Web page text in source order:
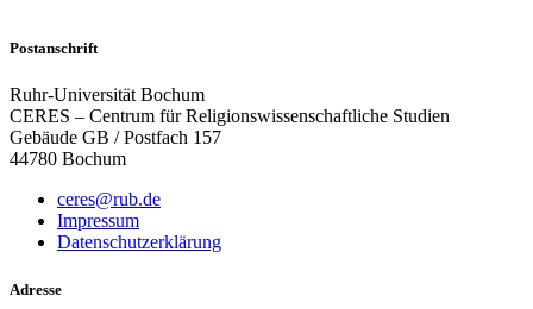
Postanschrift
Ruhr-Universität Bochum
CERES – Centrum für Religionswissenschaftliche Studien
Gebäude GB / Postfach 157
44780 Bochum
ceres@rub.de
Impressum
Datenschutzerklärung
Adresse